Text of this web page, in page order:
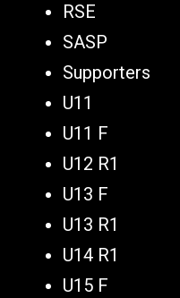
RSE
SASP
Supporters
U11
U11 F
U12 R1
U13 F
U13 R1
U14 R1
U15 F